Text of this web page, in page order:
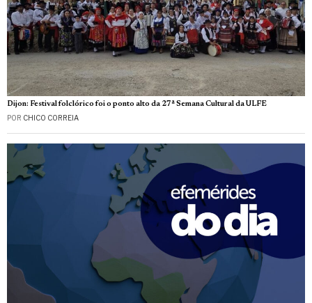
Dijon: Festival folclórico foi o ponto alto da 27ª Semana Cultural da ULFE
POR CHICO CORREIA